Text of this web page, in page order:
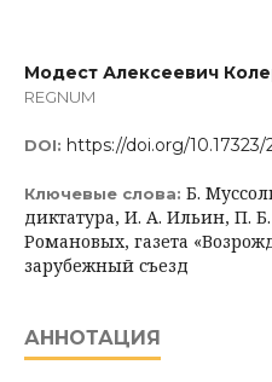
Модест Алексеевич
REGNUM
DOI: https://doi.org/
Ключевые слова: Б.
диктатура, И. А. Ильин, П.
Романовых, газета
зарубежный съезд
АННОТАЦИЯ